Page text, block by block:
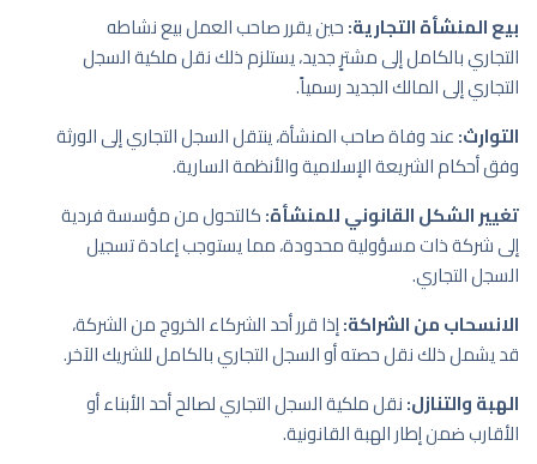
بيع المنشأة التجارية:حين يقرر صاحب العمل بيع نشاطه
التجاري بالكامل إلى مشترٍ جديد، يستلزم ذلك نقل ملكية السجل
التجاري إلى المالك الجديد رسمياً.
التوارث:عند وفاة صاحب المنشأة، ينتقل السجل التجاري إلى الورثة
وفق أحكام الشريعة الإسلامية والأنظمة السارية.
تغيير الشكل القانوني للمنشأة:كالتحول من مؤسسة فردية
إلى شركة ذات مسؤولية محدودة، مما يستوجب إعادة تسجيل
السجل التجاري.
الانسحاب من الشراكة:إذا قرر أحد الشركاء الخروج من الشركة،
قد يشمل ذلك نقل حصته أو السجل التجاري بالكامل للشريك الآخر.
الهبة والتنازل:نقل ملكية السجل التجاري لصالح أحد الأبناء أو
الأقارب ضمن إطار الهبة القانونية.